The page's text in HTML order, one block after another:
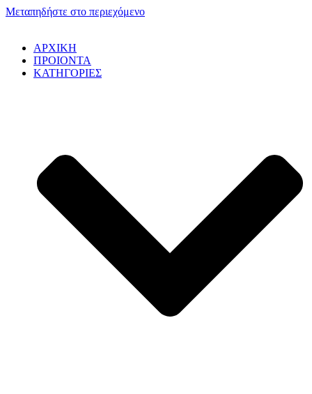
Μεταπηδήστε στο περιεχόμενο
ΑΡΧΙΚΗ
ΠΡΟΙΟΝΤΑ
ΚΑΤΗΓΟΡΙΕΣ